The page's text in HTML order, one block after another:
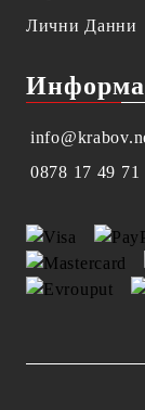
Лични Данни
0878 17 49 71